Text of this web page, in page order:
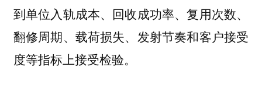
到单位入轨成本、回收成功率、复用次数、
翻修周期、载荷损失、发射节奏和客户接受
度等指标上接受检验。